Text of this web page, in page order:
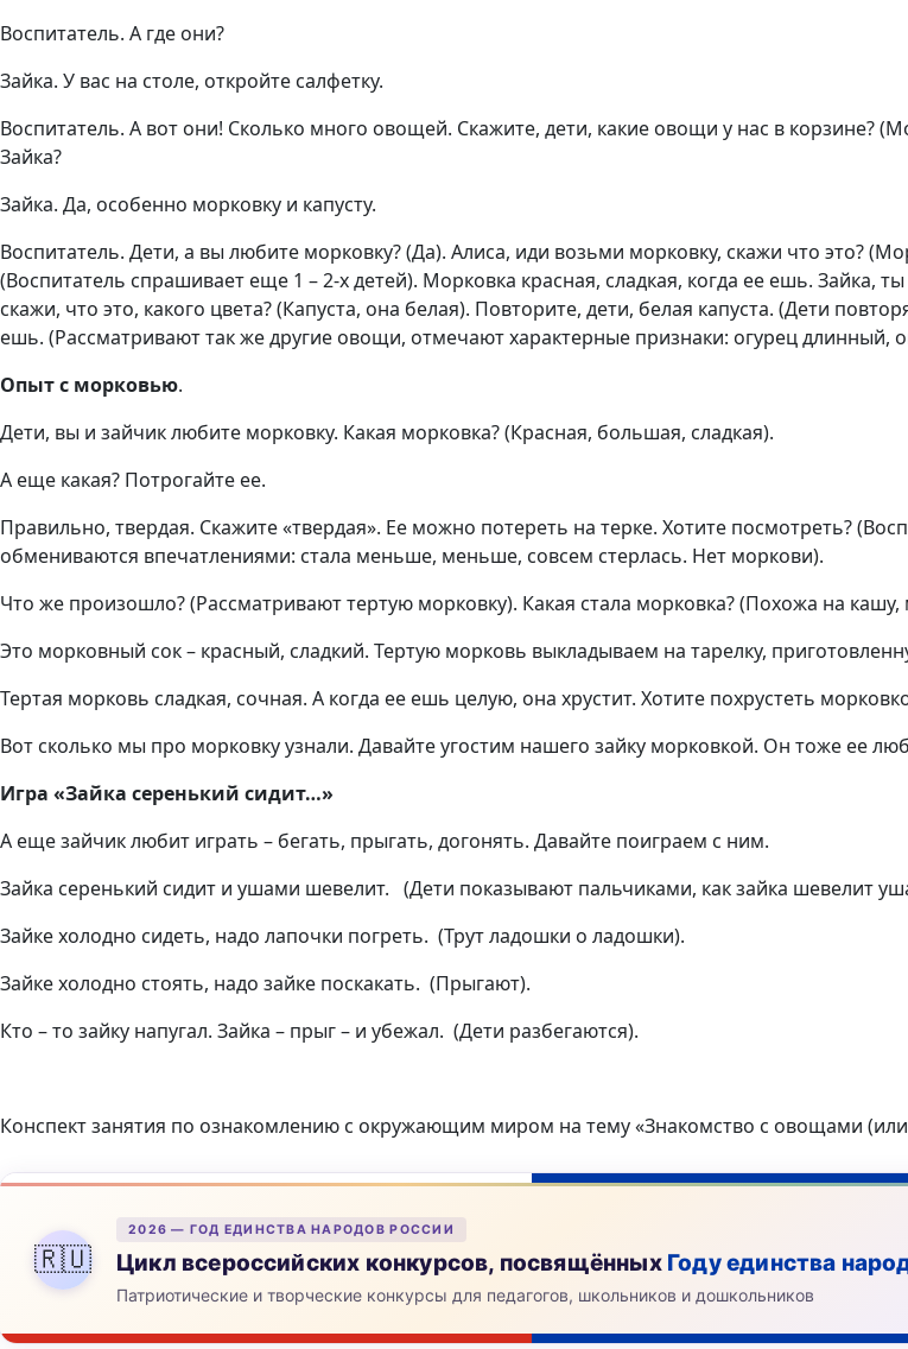
Воспитатель. А где они?
Зайка. У вас на столе, откройте салфетку.
Воспитатель. А вот они! Сколько много овощей. Скажите, дети, какие овощи у нас в корзине?
Зайка?
Зайка. Да, особенно морковку и капусту.
Воспитатель. Дети, а вы любите морковку? (Да). Алиса, иди возьми морковку, скажи что это?
(Воспитатель спрашивает еще 1 – 2-х детей). Морковка красная, сладкая, когда ее ешь. Зайка,
скажи, что это, какого цвета? (Капуста, она белая). Повторите, дети, белая капуста. (Дети
ешь. (Рассматривают так же другие овощи, отмечают характерные признаки: огурец длинный,
Опыт с морковью.
Дети, вы и зайчик любите морковку. Какая морковка? (Красная, большая, сладкая).
А еще какая? Потрогайте ее.
Правильно, твердая. Скажите «твердая». Ее можно потереть на терке. Хотите посмотреть?
обмениваются впечатлениями: стала меньше, меньше, совсем стерлась. Нет моркови).
Что же произошло? (Рассматривают тертую морковку). Какая стала морковка? (Похожа на кашу,
Это морковный сок – красный, сладкий. Тертую морковь выкладываем на тарелку,
Тертая морковь сладкая, сочная. А когда ее ешь целую, она хрустит. Хотите похрустеть
Вот сколько мы про морковку узнали. Давайте угостим нашего зайку морковкой. Он тоже ее
Игра «Зайка серенький сидит…»
А еще зайчик любит играть – бегать, прыгать, догонять. Давайте поиграем с ним.
Зайка серенький сидит и ушами шевелит. (Дети показывают пальчиками, как зайка шевелит
Зайке холодно сидеть, надо лапочки погреть. (Трут ладошки о ладошки).
Зайке холодно стоять, надо зайке поскакать. (Прыгают).
Кто – то зайку напугал. Зайка – прыг – и убежал. (Дети разбегаются).
Конспект занятия по ознакомлению с окружающим миром на тему «Знакомство с овощами
🇷🇺
2026 — ГОД ЕДИНСТВА НАРОДОВ РОССИИ
Цикл всероссийских конкурсов, посвящённых Году единства
Патриотические и творческие конкурсы для педагогов, школьников и дошкольников